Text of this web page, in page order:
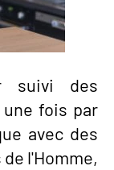
suivi des
une fois par
avec des
l'Homme,